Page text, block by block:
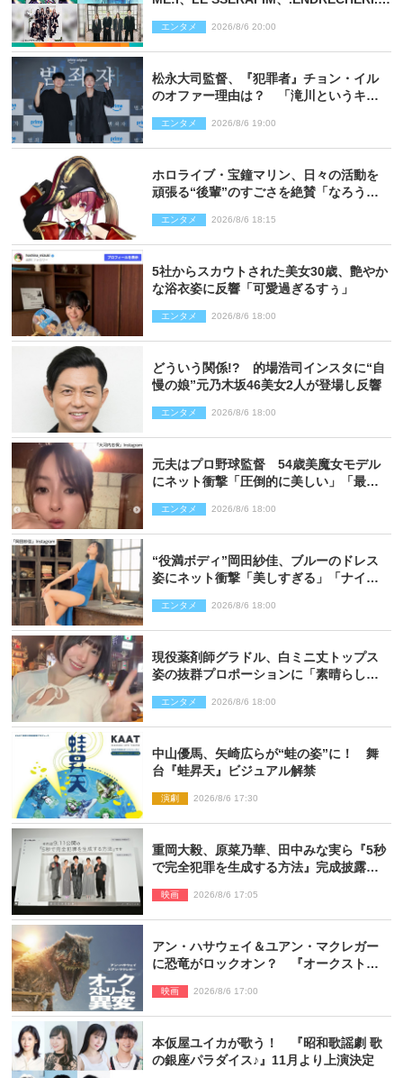
エンタメ 2026/8/6 20:00
松永大司監督、『犯罪者』チョン・イル
のオファー理由は？ 「滝川というキャ
かった」
エンタメ 2026/8/6 19:00
ホロライブ・宝鐘マリン、日々の活動を
頑張る“後輩”のすごさを絶賛「なろう系
エンタメ 2026/8/6 18:15
5社からスカウトされた美女30歳、艶やか
な浴衣姿に反響「可愛過ぎるすぅ」
エンタメ 2026/8/6 18:00
どういう関係!? 的場浩司インスタに“自
慢の娘”元乃木坂46美女2人が登場し反響
エンタメ 2026/8/6 18:00
元夫はプロ野球監督 54歳美魔女モデル
にネット衝撃「圧倒的に美しい」「最強
エンタメ 2026/8/6 18:00
“役満ボディ”岡田紗佳、ブルーのドレス
姿にネット衝撃「美しすぎる」「ナイ
エンタメ 2026/8/6 18:00
現役薬剤師グラドル、白ミニ丈トップス
姿の抜群プロポーションに「素晴らしす
エンタメ 2026/8/6 18:00
中山優馬、矢崎広らが“蛙の姿”に！ 舞
台『蛙昇天』ビジュアル解禁
演劇 2026/8/6 17:30
重岡大毅、原菜乃華、田中みな実ら『5秒
で完全犯罪を生成する方法』完成披露に
映画 2026/8/6 17:05
アン・ハサウェイ＆ユアン・マクレガー
に恐竜がロックオン？ 『オークストリ
解禁
映画 2026/8/6 17:00
本仮屋ユイカが歌う！ 『昭和歌謡劇 歌
の銀座パラダイス♪』11月より上演決定